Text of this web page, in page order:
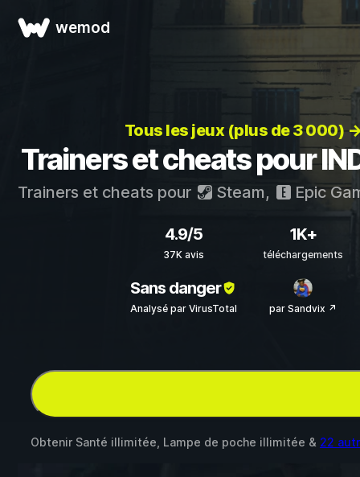
wemod
Tous les jeux (plus de 3 000)
Trainers et cheats pour
Trainers et cheats pour Steam, Epic
4.9/5
37K avis
1K+
téléchargements
Sans danger
Analysé par VirusTotal par Sandvix ↗
Obtenir Santé illimitée, Lampe de poche illimitée & 22